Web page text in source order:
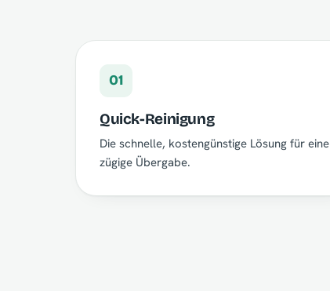
01
Quick-Reinigung
Die schnelle, kostengünstige Lösung für eine
zügige Übergabe.